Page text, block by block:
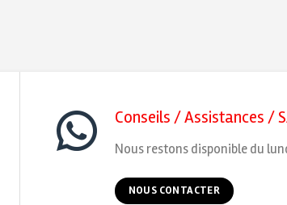
Conseils / Assistances /
Nous restons disponible du
NOUS CONTACTER